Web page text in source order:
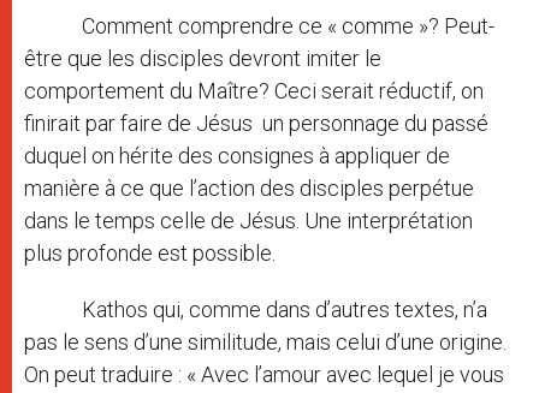
Comment comprendre ce « comme »? Peut-
être que les disciples devront imiter le
comportement du Maître? Ceci serait réductif, on
finirait par faire de Jésus un personnage du passé
duquel on hérite des consignes à appliquer de
manière à ce que l’action des disciples perpétue
dans le temps celle de Jésus. Une interprétation
plus profonde est possible.
Kathos qui, comme dans d’autres textes, n’a
pas le sens d’une similitude, mais celui d’une origine.
On peut traduire : « Avec l’amour avec lequel je vous